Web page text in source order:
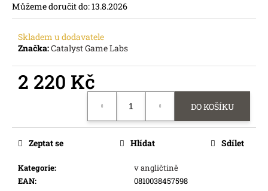
Můžeme doručit do:13.8.2026
Skladem u dodavatele
Značka:Catalyst Game Labs
2 220 Kč
DO KOŠÍKU
Kategorie:
v angličtině
EAN: 0810038457598
Zeptat se Hlídat Sdílet
p
o
u
č
u
e
SWU
05:
LEGENDS